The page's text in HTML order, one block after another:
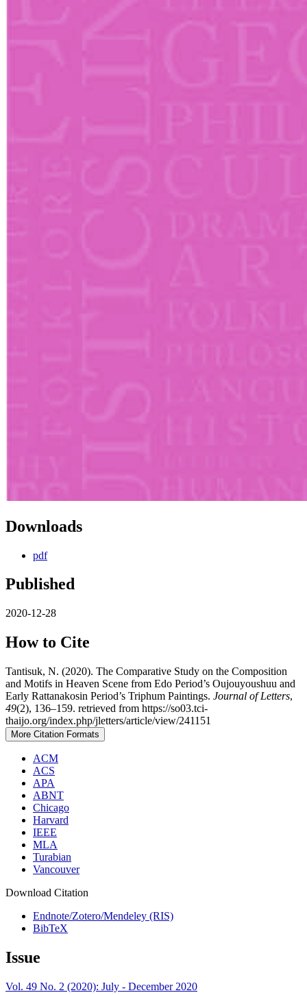
Downloads
pdf
Published
2020-12-28
How to Cite
Tantisuk, N. (2020). The Comparative Study on the Composition
and Motifs in Heaven Scene from Edo Period’s Oujouyoushuu and
Early Rattanakosin Period’s Triphum Paintings. Journal of Letters,
49(2), 136–159. retrieved from https://so03.tci-
thaijo.org/index.php/jletters/article/view/241151
More Citation Formats
ACM
ACS
APA
ABNT
Chicago
Harvard
IEEE
MLA
Turabian
Vancouver
Download Citation
Endnote/Zotero/Mendeley (RIS)
BibTeX
Issue
Vol. 49 No. 2 (2020): July - December 2020